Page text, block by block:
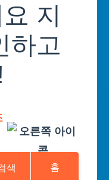
지
하고
색 홈